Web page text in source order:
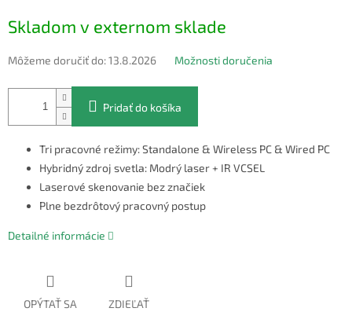
cena:
Skladom v externom sklade
Môžeme doručiť do:13.8.2026 Možnosti doručenia
Pridať do košíka
Tri pracovné režimy: Standalone & Wireless PC & Wired PC
Hybridný zdroj svetla: Modrý laser + IR VCSEL
Laserové skenovanie bez značiek
Plne bezdrôtový pracovný postup
Detailné informácie
OPÝTAŤ SA ZDIEĽAŤ